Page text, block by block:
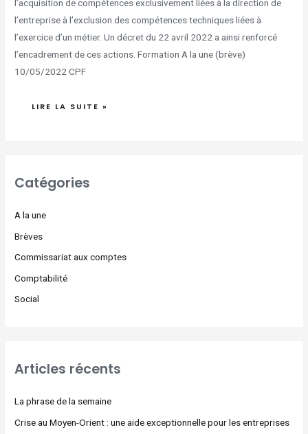
l’acquisition de compétences exclusivement liées à la direction de
l’entreprise à l’exclusion des compétences techniques liées à
l’exercice d’un métier. Un décret du 22 avril 2022 a ainsi renforcé
l’encadrement de ces actions. Formation A la une (brève)
10/05/2022 CPF
LIRE LA SUITE »
Catégories
A la une
Brèves
Commissariat aux comptes
Comptabilité
Social
Articles récents
La phrase de la semaine
Crise au Moyen-Orient : une aide exceptionnelle pour les entreprises